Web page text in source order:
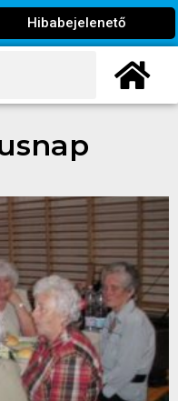
Hibabejelenető